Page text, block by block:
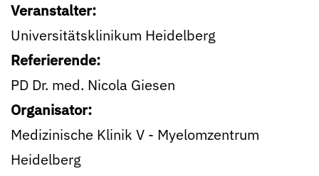
Veranstalter:
Universitätsklinikum Heidelberg
Referierende:
PD Dr. med. Nicola Giesen
Organisator:
Medizinische Klinik V - Myelomzentrum
Heidelberg